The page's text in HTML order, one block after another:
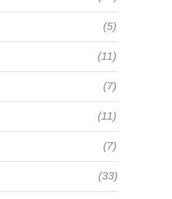
(5)
(11)
(7)
(11)
(7)
(33)